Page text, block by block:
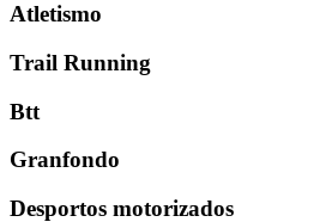
Atletismo
Trail Running
Btt
Granfondo
Desportos motorizados